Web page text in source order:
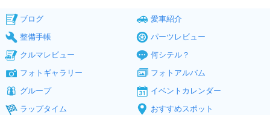
ブログ
愛車紹介
整備手帳
パーツレビュー
クルマレビュー
何シテル？
フォトギャラリー
フォトアルバム
グループ
イベントカレンダー
ラップタイム
おすすめスポット